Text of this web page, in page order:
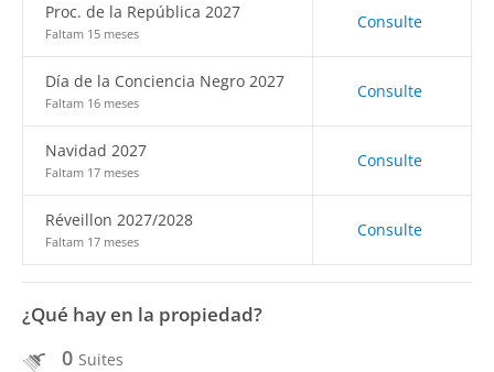
Proc. de la República 2027
Faltam 15 meses
Consulte
Día de la Conciencia Negro 2027
Faltam 16 meses
Consulte
Navidad 2027
Faltam 17 meses
Consulte
Réveillon 2027/2028
Faltam 17 meses
Consulte
¿Qué hay en la propiedad?
0 Suites